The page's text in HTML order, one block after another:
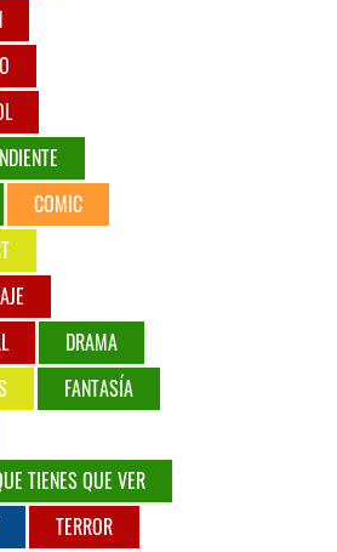
COMIC
DRAMA
FANTASÍA
TIENES QUE VER
TERROR